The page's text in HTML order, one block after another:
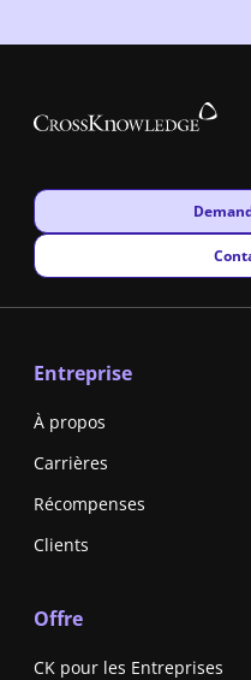
New
New
Entreprise
À propos
Carrières
Récompenses
Clients
Offre
CK pour les Entreprises